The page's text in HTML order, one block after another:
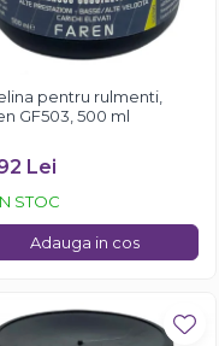
pentru rulmenti,
GF503, 500 ml
Lei
STOC
Adauga in cos